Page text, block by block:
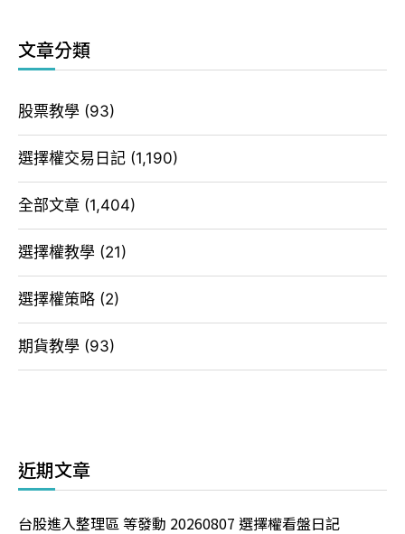
文章分類
股票教學 (93)
選擇權交易日記 (1,190)
全部文章 (1,404)
選擇權教學 (21)
選擇權策略 (2)
期貨教學 (93)
近期文章
台股進入整理區 等發動 20260807 選擇權看盤日記